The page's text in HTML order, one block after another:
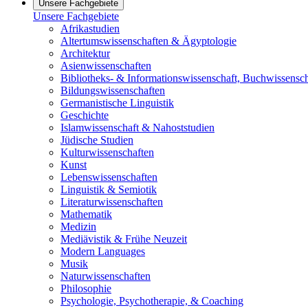
Unsere Fachgebiete
Unsere Fachgebiete
Afrikastudien
Altertumswissenschaften & Ägyptologie
Architektur
Asienwissenschaften
Bibliotheks- & Informationswissenschaft,
Bildungswissenschaften
Germanistische Linguistik
Geschichte
Islamwissenschaft & Nahoststudien
Jüdische Studien
Kulturwissenschaften
Kunst
Lebenswissenschaften
Linguistik & Semiotik
Literaturwissenschaften
Mathematik
Medizin
Mediävistik & Frühe Neuzeit
Modern Languages
Musik
Naturwissenschaften
Philosophie
Psychologie, Psychotherapie, & Coaching